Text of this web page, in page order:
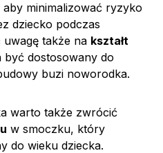
aby minimalizować ryzyko
dziecko podczas
także na kształt
dostosowany do
buzi noworodka.
warto także zwrócić
w smoczku, który
do wieku dziecka.